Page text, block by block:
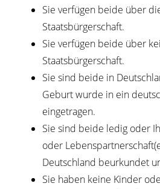
Sie verfügen beide über
Staatsbürgerschaft.
Sie verfügen beide über
Staatsbürgerschaft.
Sie sind beide in
Geburt wurde in ein
eingetragen.
Sie sind beide ledig oder
oder
Deutschland beurkundet
Sie haben keine Kinder